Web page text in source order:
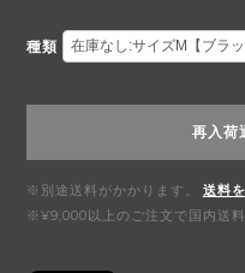
種類
再入荷
※別途送料がかかります。
送料
※¥9,000以上のご注文で国内送料